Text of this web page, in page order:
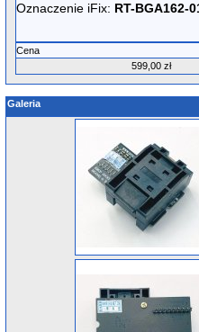
Oznaczenie iFix: RT-BGA162-
Cena
599,00 zł
Galeria